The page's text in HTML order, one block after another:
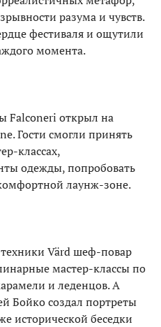
разума и чувств.
фестиваля и ощутили
момента.
Falconeri открыл на
Гости смогли принять
классах,
одежды, попробовать
лаунж-зоне.
Värd шеф-повар
мастер-классы по
и леденцов. А
Бойко создал портреты
исторической беседки